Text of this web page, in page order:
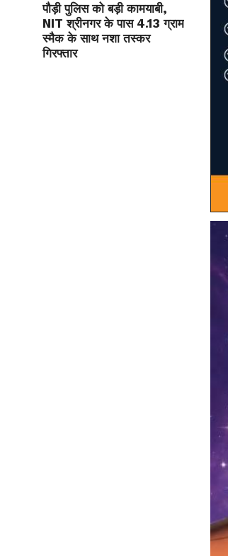
पौड़ी पुलिस को बड़ी कामयाबी,
NIT श्रीनगर के पास 4.13 ग्राम
स्मैक के साथ नशा तस्कर
गिरफ्तार